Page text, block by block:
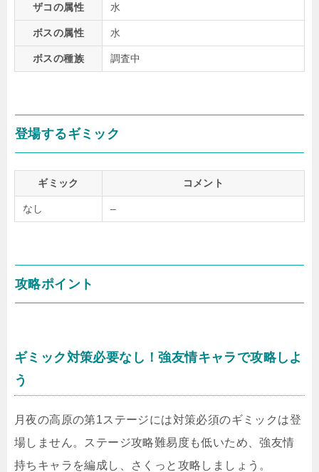
ザコの属性 水
ボスの属性 水
ボスの種族 調査中
登場するギミック
ギミック コメント
なし –
攻略ポイント
ギミック対策必要なし！強友情キャラで攻略しよ
う
月夜の高原の第1ステージには対策必須のギミックは登
場しません。ステージ攻略難易度も低いため、強友情
持ちキャラを編成し、さくっと攻略しましょう。